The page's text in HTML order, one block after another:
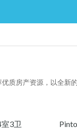
质房产资源，以全新
3卫